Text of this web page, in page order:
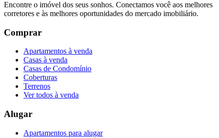
Encontre o imóvel dos seus sonhos. Conectamos você aos melhores
corretores e às melhores oportunidades do mercado imobiliário.
Comprar
Apartamentos à venda
Casas à venda
Casas de Condomínio
Coberturas
Terrenos
Ver todos à venda
Alugar
Apartamentos para alugar